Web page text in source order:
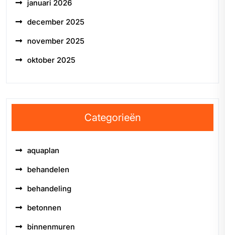
januari 2026
december 2025
november 2025
oktober 2025
Categorieën
aquaplan
behandelen
behandeling
betonnen
binnenmuren